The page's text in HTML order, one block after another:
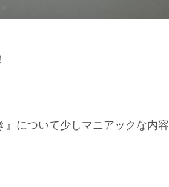
について少しマニアックな内容